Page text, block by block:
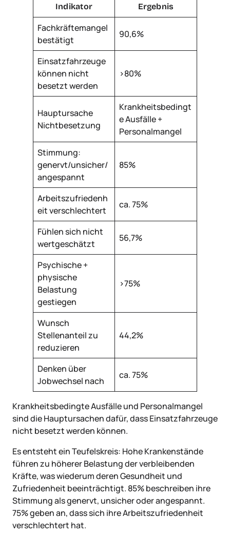
Indikator Ergebnis
Fachkräftemangel
bestätigt
90,6%
Einsatzfahrzeuge
können nicht
besetzt werden
>80%
Hauptursache
Nichtbesetzung
Krankheitsbedingt
e Ausfälle +
Personalmangel
Stimmung:
genervt/unsicher/
angespannt
85%
Arbeitszufriedenh
eit verschlechtert
ca. 75%
Fühlen sich nicht
wertgeschätzt
56,7%
Psychische +
physische
Belastung
gestiegen
>75%
Wunsch
Stellenanteil zu
reduzieren
44,2%
Denken über
Jobwechsel nach
ca. 75%
Krankheitsbedingte Ausfälle und Personalmangel
sind die Hauptursachen dafür, dass Einsatzfahrzeuge
nicht besetzt werden können.
Es entsteht ein Teufelskreis: Hohe Krankenstände
führen zu höherer Belastung der verbleibenden
Kräfte, was wiederum deren Gesundheit und
Zufriedenheit beeinträchtigt. 85% beschreiben ihre
Stimmung als genervt, unsicher oder angespannt.
75% geben an, dass sich ihre Arbeitszufriedenheit
verschlechtert hat.